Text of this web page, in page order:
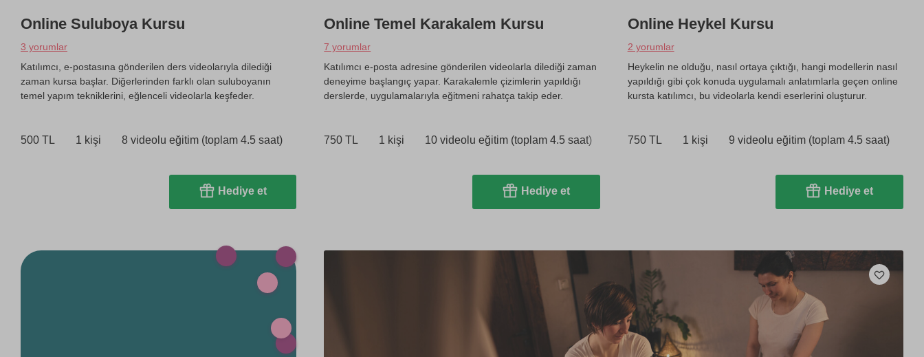
Online Suluboya Kursu
3 yorumlar
Katılımcı, e-postasına gönderilen ders videolarıyla dilediği
zaman kursa başlar. Diğerlerinden farklı olan suluboyanın
temel yapım tekniklerini, eğlenceli videolarla keşfeder.
500 TL 1 kişi 8 videolu eğitim (toplam 4.5 saat)
Hediye et
Online Temel Karakalem Kursu
7 yorumlar
Katılımcı e-posta adresine gönderilen videolarla dilediği zaman
deneyime başlangıç yapar. Karakalemle çizimlerin yapıldığı
derslerde, uygulamalarıyla eğitmeni rahatça takip eder.
750 TL 1 kişi 10 videolu eğitim (toplam 4.5 saat)
Hediye et
Online Heykel Kursu
2 yorumlar
Heykelin ne olduğu, nasıl ortaya çıktığı, hangi modellerin nasıl
yapıldığı gibi çok konuda uygulamalı anlatımlarla geçen online
kursta katılımcı, bu videolarla kendi eserlerini oluşturur.
750 TL 1 kişi 9 videolu eğitim (toplam 4.5 saat)
Hediye et